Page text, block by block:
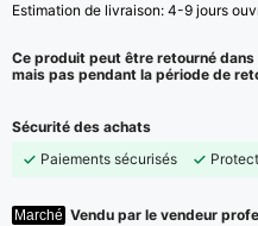
Estimation de livraison: 4-9 jours
Ce produit peut être retourné dans
mais pas pendant la période de
Sécurité des achats
Paiements sécurisés
Marché Vendu par le vendeur